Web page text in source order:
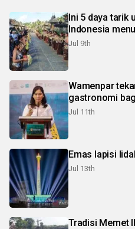
Ini 5 daya tarik
Indonesia
Jul 9th
Wamenpar
gastronomi
Jul 11th
Emas lapisi
Jul 13th
Tradisi Memet